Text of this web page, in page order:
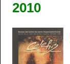
2010